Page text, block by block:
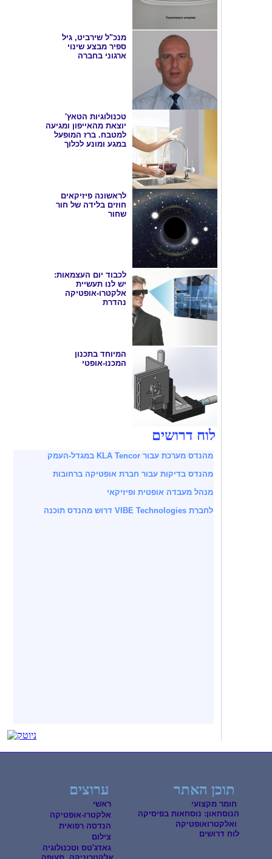
מנכ"ל שירביט, גיל
ספיר מבצע שינוי
ארגוני בחברה
טכנולוגיות הטאץ'
יוצאת מהאייפון ומגיעה
למטבח. ברז המופעל
במגע ומונע לכלוך
לראשונה פיזיקאים
חוזים בלידה של חור
שחור
לכבוד יום העצמאות:
יש לנו תעשיית
אלקטרו-אופטיקה
נהדרת
המיוחד בתכנון
המכנו-אופטי
לוח דרושים
מהנדס מערכת עבור KLA Tencor במגדל-העמק
מהנדס בדיקות עבור חברת אופטיקה ברחובות
מנהל מעבדה אופטית ופיזיקאי
לחברת VIBE Technologies דרוש מהנדס תוכנה
ערוצים
ראשי
אלקטרו-אופטיקה
הנדסה רפואית
צילום
גאדג'טס וטכנולוגיה
תוכן האתר
חומר מקצועי
הנוסחאון: נוסחאות בפיסיקה
ואלקטרואופטיקה
לוח דרושים